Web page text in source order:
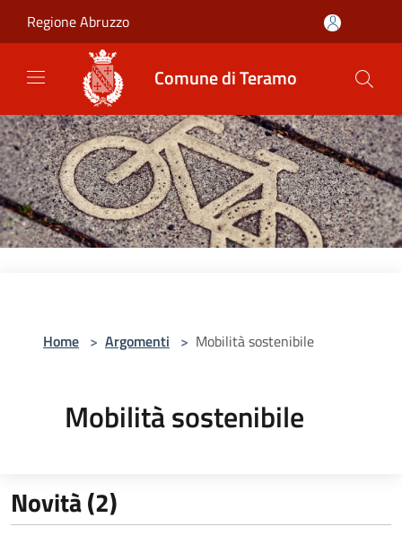
Regione Abruzzo
Comune di Teramo
Home > Argomenti > Mobilità sostenibile
Mobilità sostenibile
Novità (2)